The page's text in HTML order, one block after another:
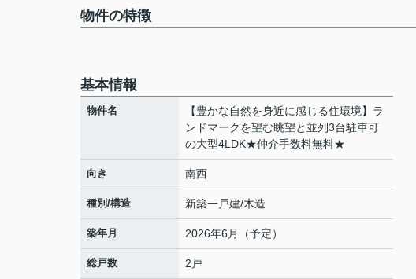
物件の特徴
基本情報
物件名
【豊かな自然を身近に感じる住環境】ラ
ンドマークを望む眺望と並列3台駐車可
の大型4LDK★仲介手数料無料★
向き 南西
種別/構造 新築一戸建/木造
築年月 2026年6月（予定）
総戸数 2戸